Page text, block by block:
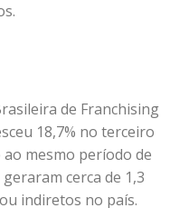
de Franchising
18,7% no terceiro
mesmo período de
cerca de 1,3
indiretos no país.